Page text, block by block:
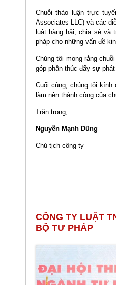
Chuỗi thảo luận trực
Associates LLC) và các
luật hàng hải, chia sẻ và
pháp cho những vấn đề
Chúng tôi mong rằng
góp phần thúc đẩy sự
Cuối cùng, chúng tôi
làm nên thành công của
Trân trọng,
Nguyễn Mạnh Dũng
Chủ tịch công ty
CÔNG TY LUẬT
BỘ TƯ PHÁP